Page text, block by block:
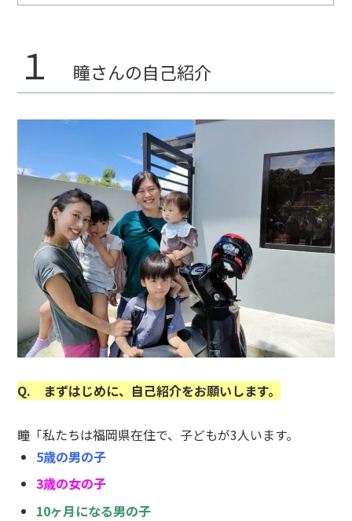
１ 瞳さんの自己紹介
Q. まずはじめに、自己紹介をお願いします。
瞳「私たちは福岡県在住で、子どもが3人います。
5歳の男の子
3歳の女の子
10ヶ月になる男の子